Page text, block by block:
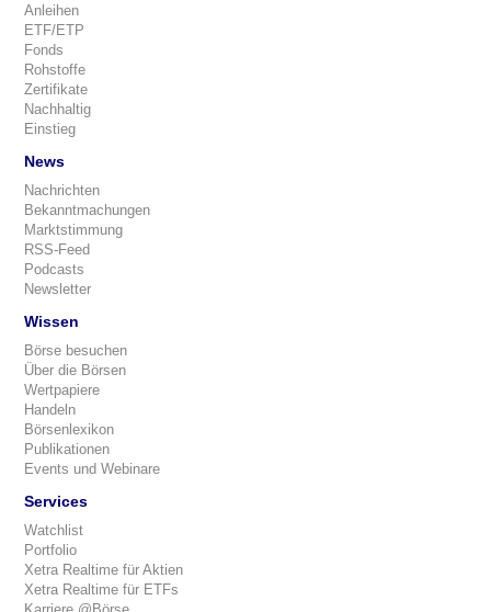
Anleihen
ETF/ETP
Fonds
Rohstoffe
Zertifikate
Nachhaltig
Einstieg
News
Nachrichten
Bekanntmachungen
Marktstimmung
RSS-Feed
Podcasts
Newsletter
Wissen
Börse besuchen
Über die Börsen
Wertpapiere
Handeln
Börsenlexikon
Publikationen
Events und Webinare
Services
Watchlist
Portfolio
Xetra Realtime für Aktien
Xetra Realtime für ETFs